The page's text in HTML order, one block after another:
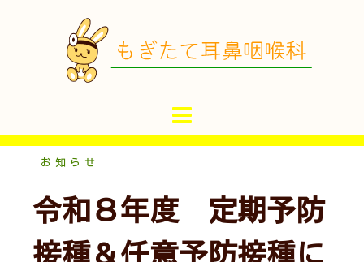
お知らせ
令和８年度 定期予防
接種＆任意予防接種に